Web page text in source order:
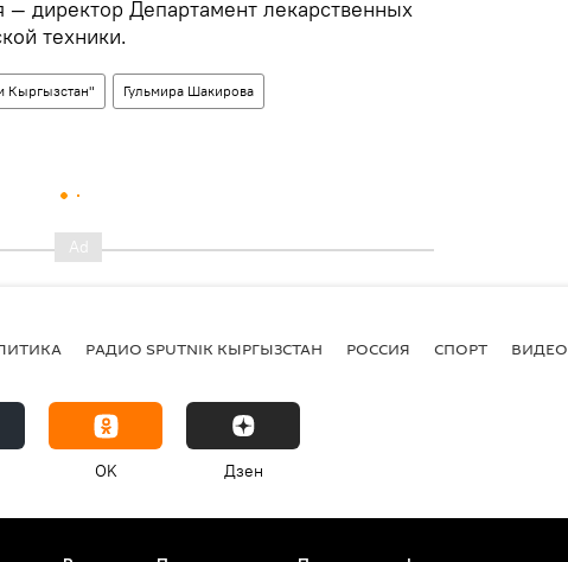
— директор Департамент лекарственных
техники.
Кыргызстан" Гульмира Шакирова
РАДИО SPUTNIK КЫРГЫЗСТАН РОССИЯ СПОРТ ВИДЕО
OK Дзен